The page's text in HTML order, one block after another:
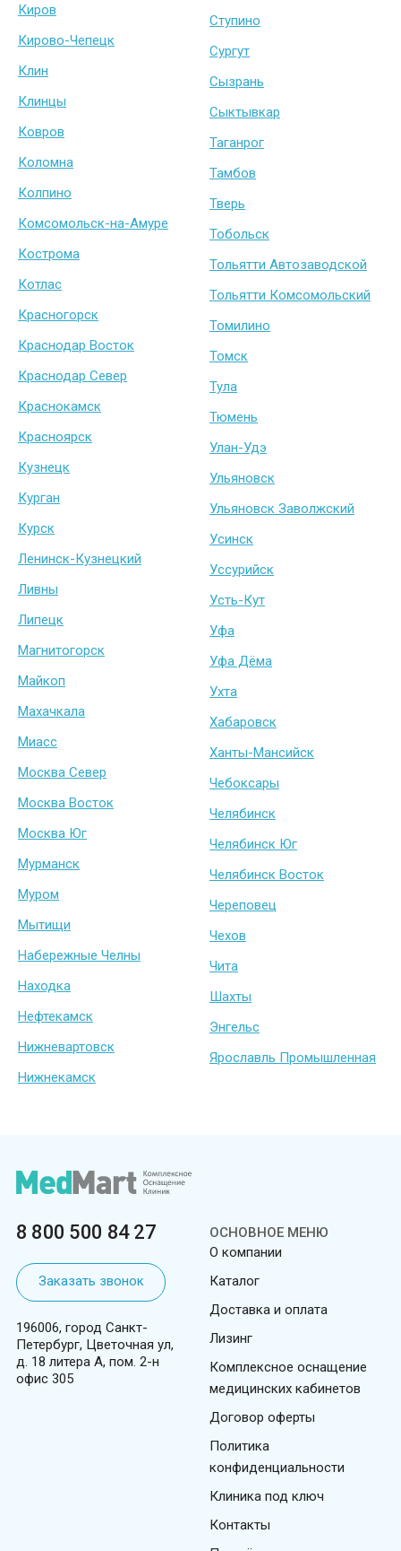
Киров
Кирово-Чепецк
Клин
Клинцы
Ковров
Коломна
Колпино
Комсомольск-на-Амуре
Кострома
Котлас
Красногорск
Краснодар Восток
Краснодар Север
Краснокамск
Красноярск
Кузнецк
Курган
Курск
Ленинск-Кузнецкий
Ливны
Липецк
Магнитогорск
Майкоп
Махачкала
Миасс
Москва Север
Москва Восток
Москва Юг
Мурманск
Муром
Мытищи
Набережные Челны
Находка
Нефтекамск
Нижневартовск
Нижнекамск
Ступино
Сургут
Сызрань
Сыктывкар
Таганрог
Тамбов
Тверь
Тобольск
Тольятти Автозаводской
Тольятти Комсомольский
Томилино
Томск
Тула
Тюмень
Улан-Удэ
Ульяновск
Ульяновск Заволжский
Усинск
Уссурийск
Усть-Кут
Уфа
Уфа Дёма
Ухта
Хабаровск
Ханты-Мансийск
Чебоксары
Челябинск
Челябинск Юг
Челябинск Восток
Череповец
Чехов
Чита
Шахты
Энгельс
Ярославль Промышленная
8 800 500 84 27
Заказать звонок
196006, город Санкт-
Петербург, Цветочная ул,
д. 18 литера А, пом. 2-н
офис 305
ОСНОВНОЕ МЕНЮ
О компании
Каталог
Доставка и оплата
Лизинг
Комплексное оснащение
медицинских кабинетов
Договор оферты
Политика
конфиденциальности
Клиника под ключ
Контакты